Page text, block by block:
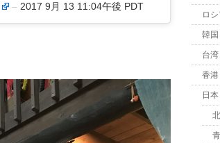
– 2017 9月 13 11:04午後 PDT
ロ
韓国
台湾
香港
日本